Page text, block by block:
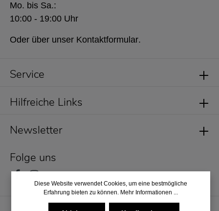
Service
Newsletter
Folge uns
Mo. bis Sa.:
10:00 - 19:00 Uhr
Oder über unser Kontaktformular.
Hilfreiche Links
Diese Website verwendet Cookies, um eine bestmögliche
Erfahrung bieten zu können. Mehr Informationen ...